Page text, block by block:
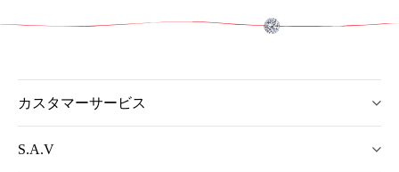
カスタマーサービス
S.A.V